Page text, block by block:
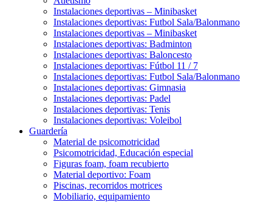
Instalaciones deportivas – Minibasket
Instalaciones deportivas: Futbol Sala/Balonmano
Instalaciones deportivas – Minibasket
Instalaciones deportivas: Badminton
Instalaciones deportivas: Baloncesto
Instalaciones deportivas: Fútbol 11 / 7
Instalaciones deportivas: Futbol Sala/Balonmano
Instalaciones deportivas: Gimnasia
Instalaciones deportivas: Padel
Instalaciones deportivas: Tenis
Instalaciones deportivas: Voleibol
Guardería
Material de psicomotricidad
Psicomotricidad, Educación especial
Figuras foam, foam recubierto
Material deportivo: Foam
Piscinas, recorridos motrices
Mobiliario, equipamiento